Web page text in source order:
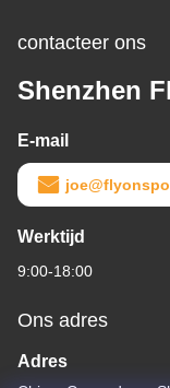
contacteer ons
Shenzhen
E-mail
Werktijd
9:00-18:00
Ons adres
Adres